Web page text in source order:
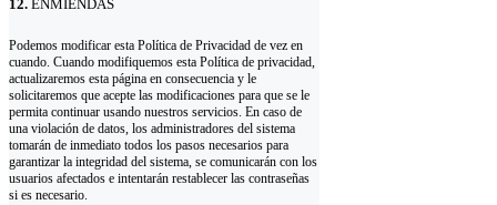
12. ENMIENDAS
Podemos modificar esta Política de Privacidad de vez en
cuando. Cuando modifiquemos esta Política de privacidad,
actualizaremos esta página en consecuencia y le
solicitaremos que acepte las modificaciones para que se le
permita continuar usando nuestros servicios. En caso de
una violación de datos, los administradores del sistema
tomarán de inmediato todos los pasos necesarios para
garantizar la integridad del sistema, se comunicarán con los
usuarios afectados e intentarán restablecer las contraseñas
si es necesario.